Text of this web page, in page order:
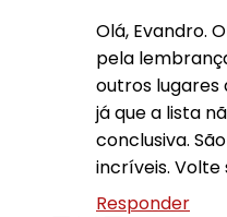
Olá, Evandro.
pela
outros lugares
já que a lista
conclusiva.
incríveis.
Responder